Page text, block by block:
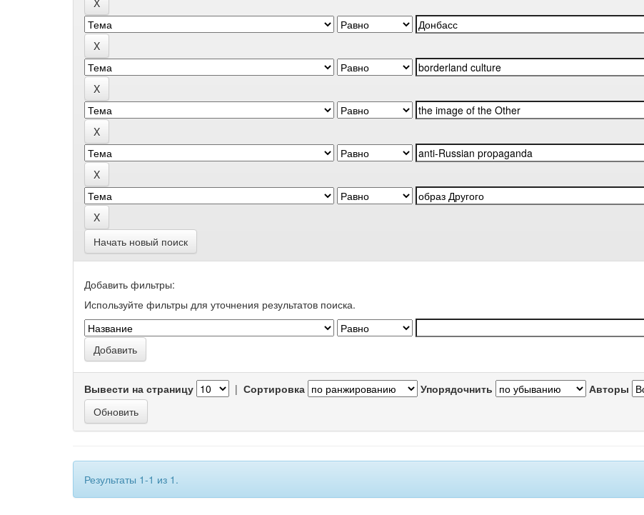
Начать новый поиск
Добавить фильтры:
Используйте фильтры для уточнения результатов поиска.
Вывести на страницу | Сортировка Упорядочнить Авторы
Результаты 1-1 из 1.